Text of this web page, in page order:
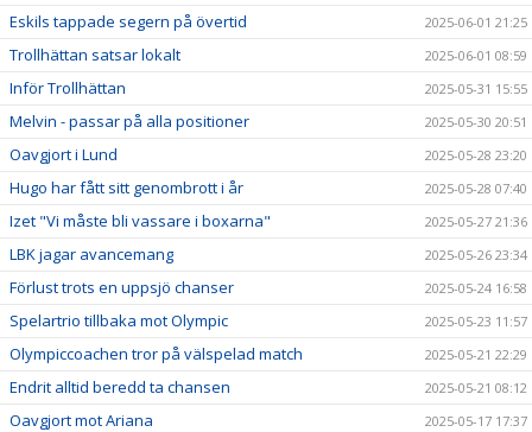
Eskils tappade segern på övertid 2025-06-01 21:25
Trollhättan satsar lokalt 2025-06-01 08:59
Inför Trollhättan 2025-05-31 15:55
Melvin - passar på alla positioner 2025-05-30 20:51
Oavgjort i Lund 2025-05-28 23:20
Hugo har fått sitt genombrott i år 2025-05-28 07:40
Izet "Vi måste bli vassare i boxarna" 2025-05-27 21:36
LBK jagar avancemang 2025-05-26 23:34
Förlust trots en uppsjö chanser 2025-05-24 16:58
Spelartrio tillbaka mot Olympic 2025-05-23 11:57
Olympiccoachen tror på välspelad match 2025-05-21 22:29
Endrit alltid beredd ta chansen 2025-05-21 08:12
Oavgjort mot Ariana 2025-05-17 17:37